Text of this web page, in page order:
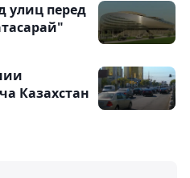
улиц перед
Казахстан